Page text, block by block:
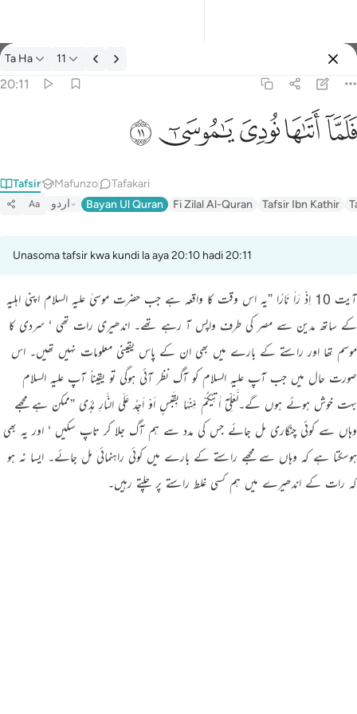
Tafsir: Ta Ha 20:11
Ta Ha 11
20:11
فَلَمَّآ أَتَىٰهَا نُودِىَ يَـٰمُوسَىٰٓ ١١
ﲵﲶﲷﲸﲹ
Tafsir Mafunzo Tafakari
Aa اردو Bayan Ul Quran Fi Zilal Al-Quran Tafsir Ibn Kathir
Unasoma tafsir kwa kundi la aya 20:10 hadi 20:11
آیت 10 اِذْ رَاٰ نَارًا ”یہ اس وقت کا واقعہ ہے جب حضرت موسیٰ علیہ السلام اپنی اہلیہ
کے ساتھ مدین سے مصر کی طرف واپس آ رہے تھے۔ اندھیری رات تھی ‘ سردی کا
موسم تھا اور راستے کے بارے میں بھی ان کے پاس یقینی معلومات نہیں تھیں۔ اس
صورت حال میں جب آپ علیہ السلام کو آگ نظر آئی ہوگی تو یقیناً آپ علیہ السلام
بہت خوش ہوئے ہوں گے۔لَّعَلِّیْٓ اٰتِیْکُمْ مِّنْہَا بِقَبَسٍ اَوْ اَجِدُ عَلَی النَّارِ ہُدًی ”ممکن ہے مجھے
وہاں سے کوئی چنگاری مل جائے جس کی مدد سے ہم آگ جلا کر تاپ سکیں ‘ اور یہ بھی
ہوسکتا ہے کہ وہاں سے مجھے راستے کے بارے میں کوئی راہنمائی مل جائے۔ ایسا نہ ہو
کہ رات کے اندھیرے میں ہم کسی غلط راستے پر چلتے رہیں۔